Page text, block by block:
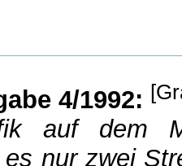
4/1992:
auf dem
nur zwei